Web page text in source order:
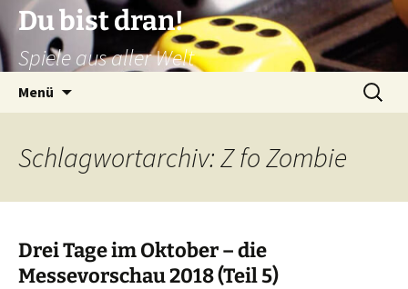
Zum
Inhalt
springen
Du bist dran!
Spiele aus aller Welt
Menü
Suchen
nach:
Schlagwortarchiv: Z fo Zombie
Drei Tage im Oktober – die
Messevorschau 2018 (Teil 5)